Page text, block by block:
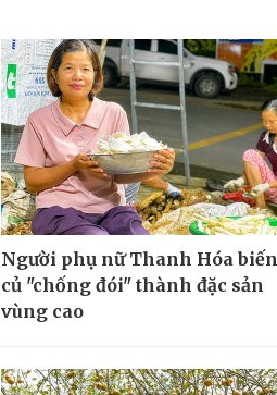
Người phụ nữ Thanh Hóa biến
củ "chống đói" thành đặc sản
vùng cao